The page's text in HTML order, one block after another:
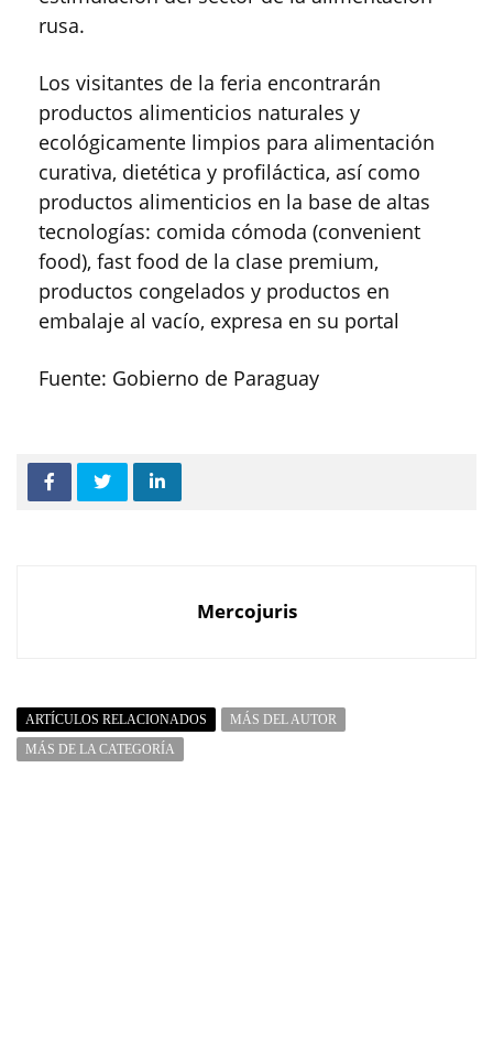
rusa.
Los visitantes de la feria encontrarán
productos alimenticios naturales y
ecológicamente limpios para alimentación
curativa, dietética y profiláctica, así como
productos alimenticios en la base de altas
tecnologías: comida cómoda (convenient
food), fast food de la clase premium,
productos congelados y productos en
embalaje al vacío, expresa en su portal
Fuente: Gobierno de Paraguay
Mercojuris
ARTÍCULOS RELACIONADOS
MÁS DEL AUTOR
MÁS DE LA CATEGORÍA